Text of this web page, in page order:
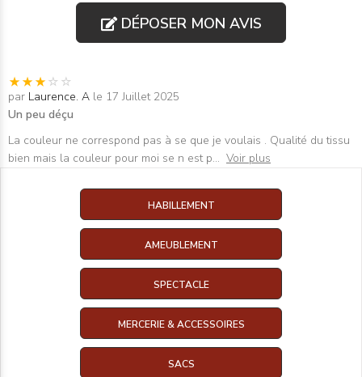
DÉPOSER MON AVIS
par Laurence. A le 17 Juillet 2025
Un peu déçu
La couleur ne correspond pas à se que je voulais . Qualité du tissu
bien mais la couleur pour moi se n est p... Voir plus
HABILLEMENT
AMEUBLEMENT
SPECTACLE
MERCERIE & ACCESSOIRES
SACS